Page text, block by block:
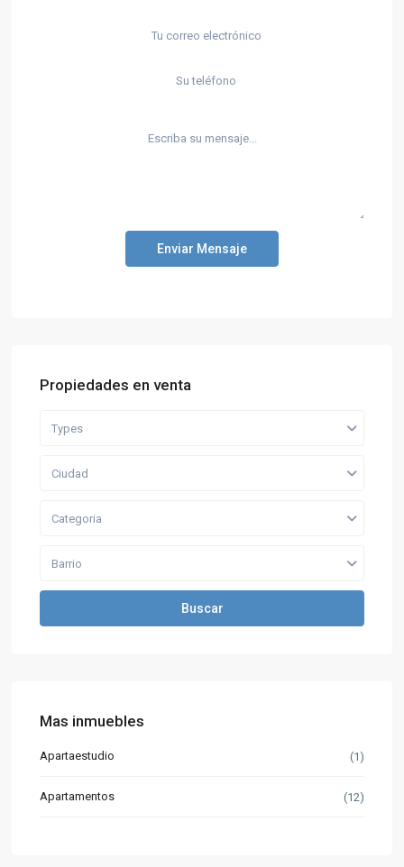
Enviar Mensaje
Propiedades en venta
Types
Ciudad
Categoria
Barrio
Buscar
Mas inmuebles
Apartaestudio (1)
Apartamentos (12)